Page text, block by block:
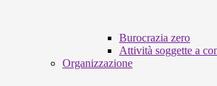
Burocrazia zero
Attività soggette a
Organizzazione